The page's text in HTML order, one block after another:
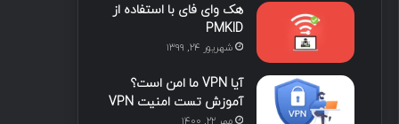
هک وای فای با استفاده از
PMKID
شهریور ۲۴, ۱۳۹۹
آیا VPN ما امن است؟
آموزش تست امنیت VPN
مهر ۲۲, ۱۴۰۰